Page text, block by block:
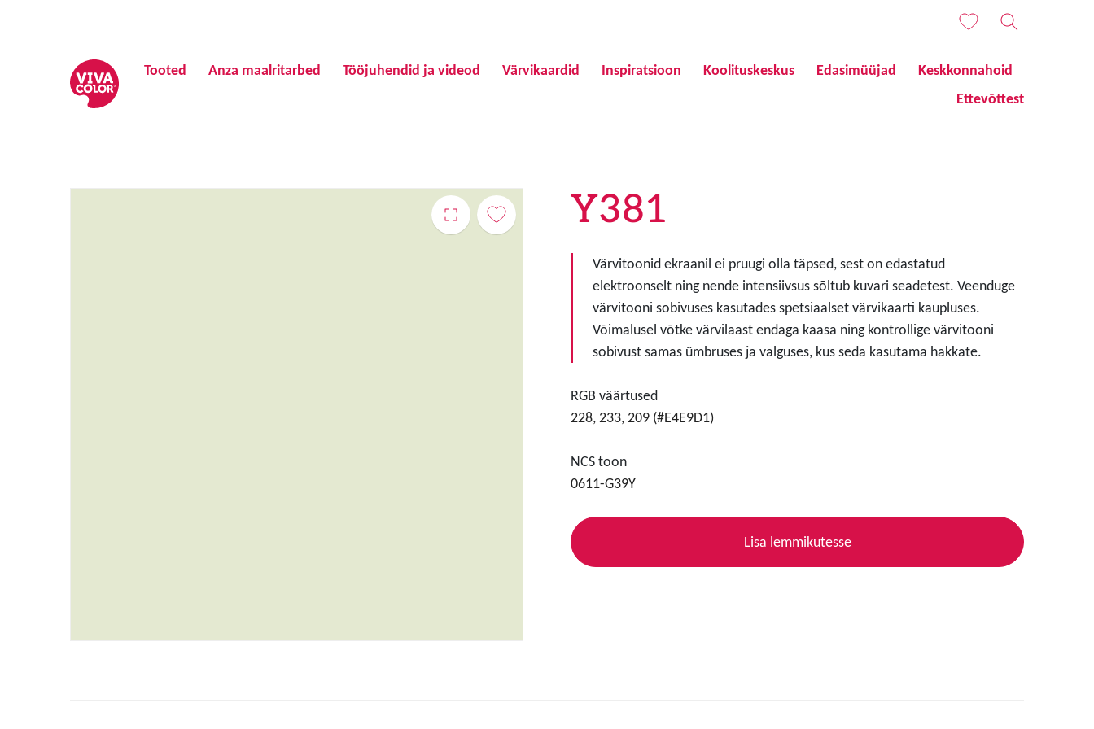
Tooted Anza maalritarbed Tööjuhendid ja videod Värvikaardid Inspiratsioon Koolituskeskus Edasimüüjad
Keskkonnahoid
Ettevõttest
Y381
Värvitoonid ekraanil ei pruugi olla täpsed, sest on edastatud
elektroonselt ning nende intensiivsus sõltub kuvari seadetest. Veenduge
värvitooni sobivuses kasutades spetsiaalset värvikaarti kaupluses.
Võimalusel võtke värvilaast endaga kaasa ning kontrollige värvitooni
sobivust samas ümbruses ja valguses, kus seda kasutama hakkate.
RGB väärtused
228, 233, 209 (#E4E9D1)
NCS toon
0611-G39Y
Lisa lemmikutesse